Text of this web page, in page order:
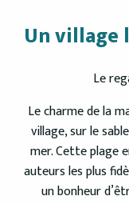
Un village
Le
Le charme de la
village, sur le
mer. Cette plage
auteurs les plus
un bonheur